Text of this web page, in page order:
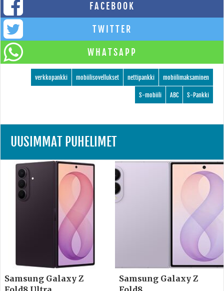
FACEBOOK
TWITTER
WHATSAPP
mobiilimaksaminen
nettipankki
mobiilisovellukset
verkkopankki
S-Pankki
ABC
S-mobiili
UUSIMMAT PUHELIMET
Samsung Galaxy Z
Samsung Galaxy Z